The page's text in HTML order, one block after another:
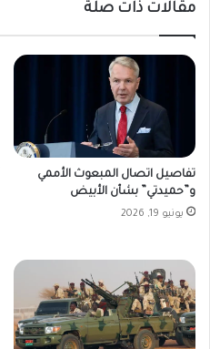
مقالات ذات صلة
تفاصيل اتصال المبعوث الأممي
و”حميدتي” بشأن الأبيض
يونيو 19, 2026